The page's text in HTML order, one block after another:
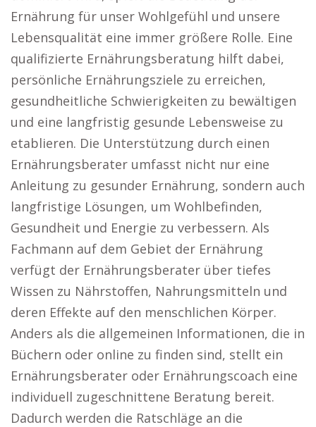
Ernährung für unser Wohlgefühl und unsere
Lebensqualität eine immer größere Rolle. Eine
qualifizierte Ernährungsberatung hilft dabei,
persönliche Ernährungsziele zu erreichen,
gesundheitliche Schwierigkeiten zu bewältigen
und eine langfristig gesunde Lebensweise zu
etablieren. Die Unterstützung durch einen
Ernährungsberater umfasst nicht nur eine
Anleitung zu gesunder Ernährung, sondern auch
langfristige Lösungen, um Wohlbefinden,
Gesundheit und Energie zu verbessern. Als
Fachmann auf dem Gebiet der Ernährung
verfügt der Ernährungsberater über tiefes
Wissen zu Nährstoffen, Nahrungsmitteln und
deren Effekte auf den menschlichen Körper.
Anders als die allgemeinen Informationen, die in
Büchern oder online zu finden sind, stellt ein
Ernährungsberater oder Ernährungscoach eine
individuell zugeschnittene Beratung bereit.
Dadurch werden die Ratschläge an die